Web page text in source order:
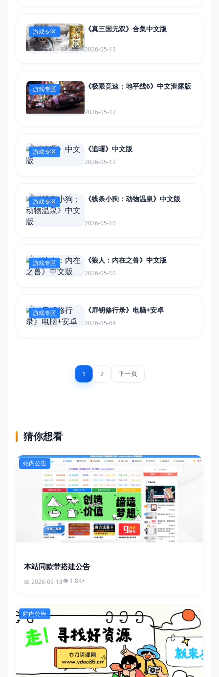
游戏专区 《真三国无双》合集中文版
2026-05-13
游戏专区 《极限竞速：地平线6》中文泄露版
2026-05-12
游戏专区 《追曙》中文版
2026-05-12
游戏专区 《线条小狗：动物温泉》中文版
2026-05-10
游戏专区 《狼人：内在之兽》中文版
2026-05-10
游戏专区 《扉钥修行录》电脑+安卓
2026-05-04
1 2 下一页
猜你想看
站内公告
本站同款带搭建公告
2026-05-18 1.8K+
站内公告